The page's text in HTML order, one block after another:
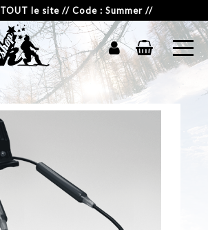
le site // Code : Summer //